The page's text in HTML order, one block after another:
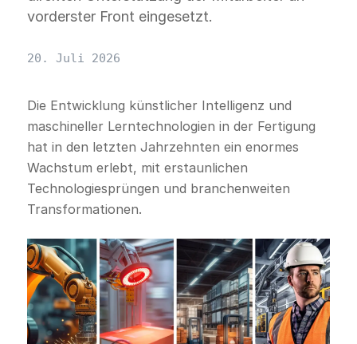
vorderster Front eingesetzt.
20. Juli 2026
Die Entwicklung künstlicher Intelligenz und
maschineller Lerntechnologien in der Fertigung
hat in den letzten Jahrzehnten ein enormes
Wachstum erlebt, mit erstaunlichen
Technologiesprüngen und branchenweiten
Transformationen.